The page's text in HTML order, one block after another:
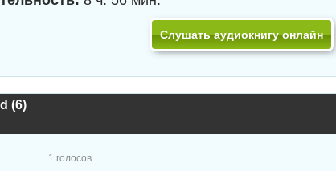
Слушать аудиокнигу онлайн
(6)
1 голосов